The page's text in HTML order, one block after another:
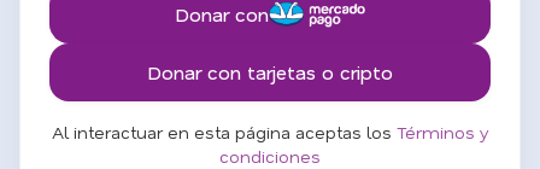
Donar con
Donar con tarjetas o cripto
Al interactuar en esta página aceptas los Términos y
condiciones